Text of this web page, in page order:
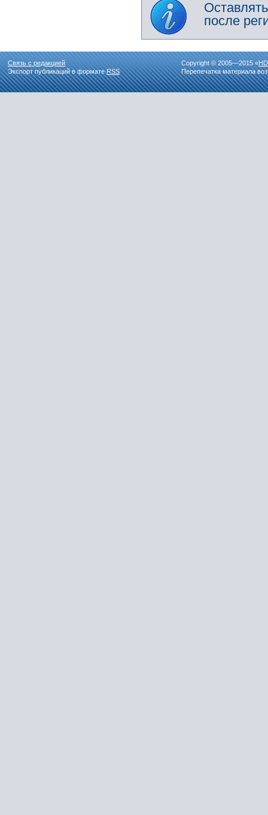
после
Связь с редакцией
Экспорт публикаций в форматеRSS
Copyright © 2005—2015 «
Перепечатка материала